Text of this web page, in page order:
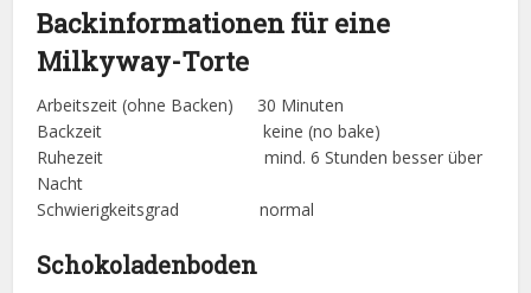
Backinformationen für eine
Milkyway-Torte
Arbeitszeit (ohne Backen) 30 Minuten
Backzeit keine (no bake)
Ruhezeit mind. 6 Stunden besser über
Nacht
Schwierigkeitsgrad normal
Schokoladenboden